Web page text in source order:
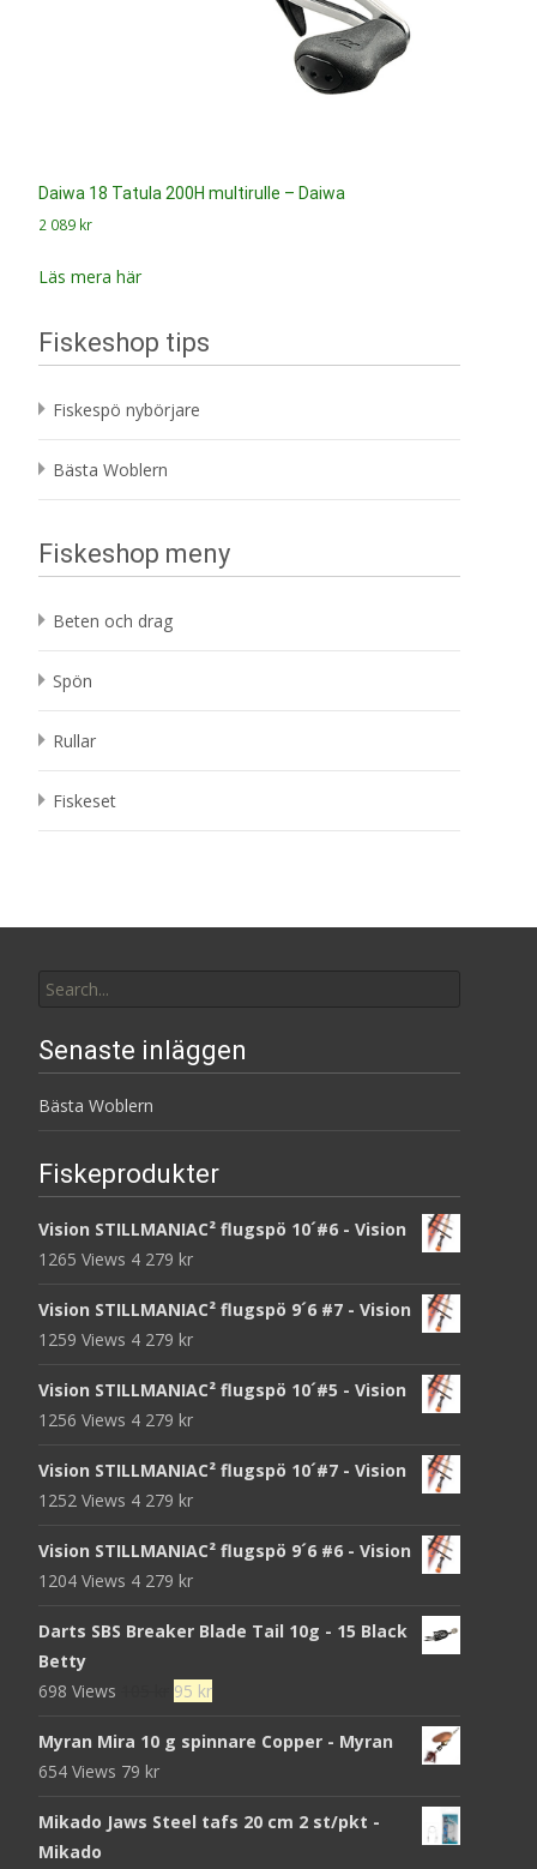
Daiwa 18 Tatula 200H multirulle – Daiwa
2 089 kr
Läs mera här
Fiskeshop tips
Fiskespö nybörjare
Bästa Woblern
Fiskeshop meny
Beten och drag
Spön
Rullar
Fiskeset
for:
Senaste inläggen
Bästa Woblern
Fiskeprodukter
Vision STILLMANIAC² flugspö 10´#6 - Vision
1265 Views 4 279 kr
Vision STILLMANIAC² flugspö 9´6 #7 - Vision
1259 Views 4 279 kr
Vision STILLMANIAC² flugspö 10´#5 - Vision
1256 Views 4 279 kr
Vision STILLMANIAC² flugspö 10´#7 - Vision
1252 Views 4 279 kr
Vision STILLMANIAC² flugspö 9´6 #6 - Vision
1204 Views 4 279 kr
Darts SBS Breaker Blade Tail 10g - 15 Black
Betty
698 Views
Det
priset
95 krDet
priset
Myran Mira 10 g spinnare Copper - Myran
654 Views 79 kr
Mikado Jaws Steel tafs 20 cm 2 st/pkt -
Mikado